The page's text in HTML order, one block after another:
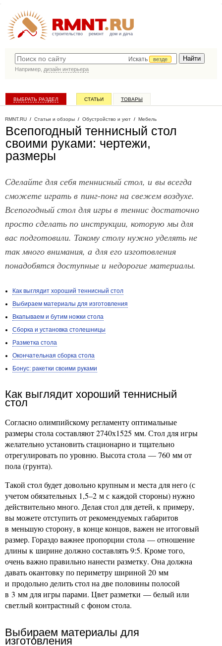
строительство ремонт дом и дача
Искать
везде
Например, дизайн интерьера
ВЫБРАТЬ РАЗДЕЛ СТАТЬИ ТОВАРЫ
RMNT.RU / Статьи и обзоры / Обустройство и уют / Мебель
Всепогодный теннисный стол
своими руками: чертежи,
размеры
Сделайте для себя теннисный стол, и вы всегда
сможете играть в пинг-понг на свежем воздухе.
Всепогодный стол для игры в теннис достаточно
просто сделать по инструкции, которую мы для
вас подготовили. Такому столу нужно уделять не
так много внимания, а для его изготовления
понадобятся доступные и недорогие материалы.
Как выглядит хороший теннисный стол
Выбираем материалы для изготовления
Вкапываем и бутим ножки стола
Сборка и установка столешницы
Разметка стола
Окончательная сборка стола
Бонус: ракетки своими руками
Как выглядит хороший теннисный
стол
Согласно олимпийскому регламенту оптимальные
размеры стола составляют 2740х1525 мм. Стол для игры
желательно установить стационарно и тщательно
отрегулировать по уровню. Высота стола — 760 мм от
пола (грунта).
Такой стол будет довольно крупным и места для него (с
учетом обязательных 1,5–2 м с каждой стороны) нужно
действительно много. Делая стол для детей, к примеру,
вы можете отступить от рекомендуемых габаритов
в меньшую сторону, в конце концов, важен не итоговый
размер. Гораздо важнее пропорции стола — отношение
длины к ширине должно составлять 9:5. Кроме того,
очень важно правильно нанести разметку. Она должна
давать окантовку по периметру шириной 20 мм
и продольно делить стол на две половины полосой
в 3 мм для игры парами. Цвет разметки — белый или
светлый контрастный с фоном стола.
Выбираем материалы для
изготовления